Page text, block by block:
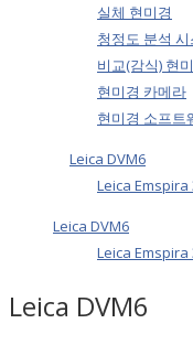
실체 현미경
청정도 분석 시
비교(감식) 현
현미경 카메라
현미경 소프트
Leica DVM6
Leica Emspira
Leica DVM6
Leica Emspira
Leica DVM6